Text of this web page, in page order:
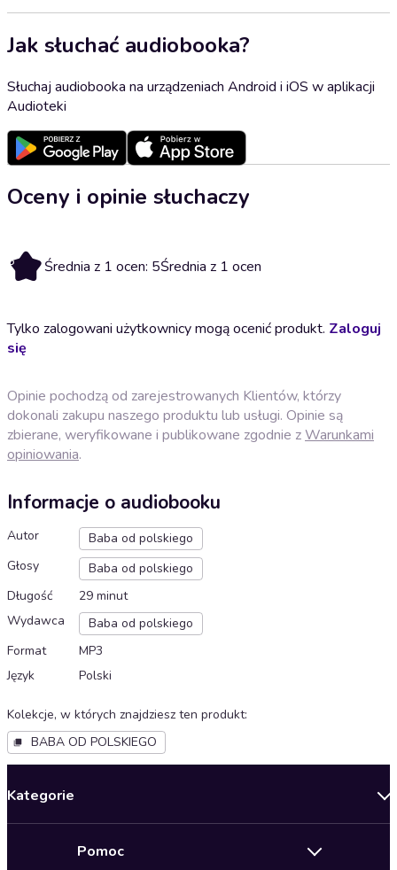
Jak słuchać audiobooka?
Słuchaj audiobooka na urządzeniach Android i iOS w aplikacji
Audioteki
Oceny i opinie słuchaczy
5 Średnia z 1 ocen: 5Średnia z 1 ocen
Tylko zalogowani użytkownicy mogą ocenić produkt. Zaloguj
się
Opinie pochodzą od zarejestrowanych Klientów, którzy
dokonali zakupu naszego produktu lub usługi. Opinie są
zbierane, weryfikowane i publikowane zgodnie zWarunkami
opiniowania.
Informacje o audiobooku
Autor
Baba od polskiego
Głosy
Baba od polskiego
Długość
29 minut
Wydawca
Baba od polskiego
Format
MP3
Język
Polski
Kolekcje, w których znajdziesz ten produkt:
BABA OD POLSKIEGO
Kategorie
Pomoc